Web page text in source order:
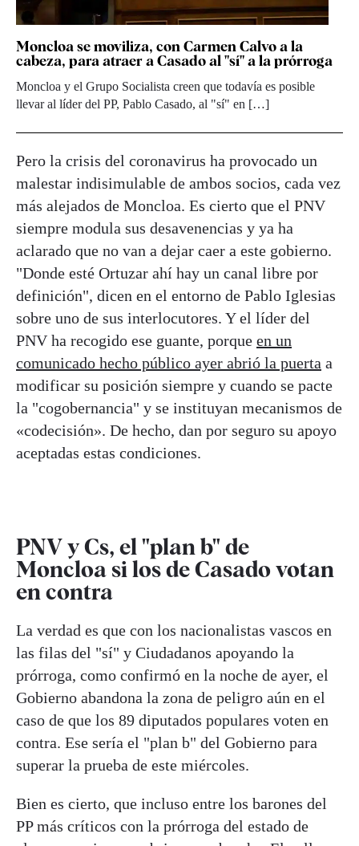
Moncloa se moviliza, con Carmen Calvo a la
cabeza, para atraer a Casado al "sí" a la prórroga
Moncloa y el Grupo Socialista creen que todavía es posible
llevar al líder del PP, Pablo Casado, al "sí" en […]
Pero la crisis del coronavirus ha provocado un
malestar indisimulable de ambos socios, cada vez
más alejados de Moncloa. Es cierto que el PNV
siempre modula sus desavenencias y ya ha
aclarado que no van a dejar caer a este gobierno.
"Donde esté Ortuzar ahí hay un canal libre por
definición", dicen en el entorno de Pablo Iglesias
sobre uno de sus interlocutores. Y el líder del
PNV ha recogido ese guante, porque en un
comunicado hecho público ayer abrió la puerta a
modificar su posición siempre y cuando se pacte
la "cogobernancia" y se instituyan mecanismos de
«codecisión». De hecho, dan por seguro su apoyo
aceptadas estas condiciones.
PNV y Cs, el "plan b" de
Moncloa si los de Casado votan
en contra
La verdad es que con los nacionalistas vascos en
las filas del "sí" y Ciudadanos apoyando la
prórroga, como confirmó en la noche de ayer, el
Gobierno abandona la zona de peligro aún en el
caso de que los 89 diputados populares voten en
contra. Ese sería el "plan b" del Gobierno para
superar la prueba de este miércoles.
Bien es cierto, que incluso entre los barones del
PP más críticos con la prórroga del estado de